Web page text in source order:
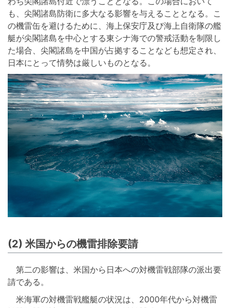
も、尖閣諸島防衛に多大なる影響を与えることとなる。こ
の機雷缶を避けるために、海上保安庁及び海上自衛隊の艦
艇が尖閣諸島を中心とする東シナ海での警戒活動を制限し
た場合、尖閣諸島を中国が占拠することなども想定され、
日本にとって情勢は厳しいものとなる。
(2) 米国からの機雷排除要請
第二の影響は、米国から日本への対機雷戦部隊の派出要
請である。
米海軍の対機雷戦艦艇の状況は、2000年代から対機雷